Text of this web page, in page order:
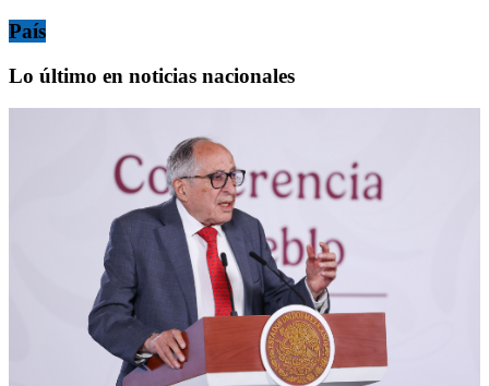
País
Lo último en noticias nacionales